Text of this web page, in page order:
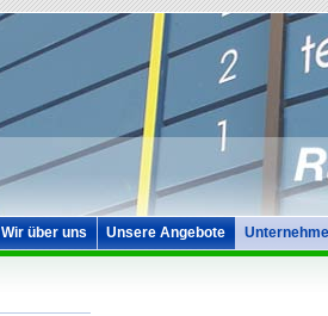
Wir über uns Unsere Angebote